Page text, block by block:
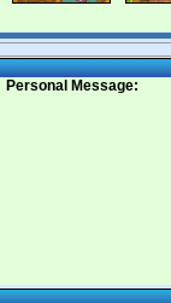
Personal Message: